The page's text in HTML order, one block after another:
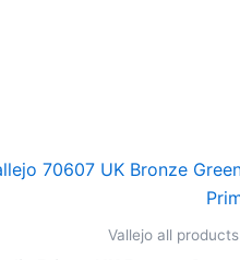
Vallejo all products